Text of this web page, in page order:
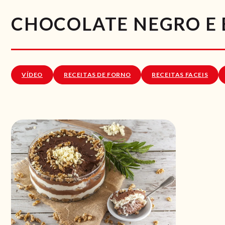
CHOCOLATE NEGRO
VÍDEO RECEITAS DE FORNO RECEITAS FACEIS